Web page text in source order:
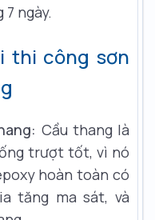
ngày.
thi công sơn
Cầu thang là
trượt tốt, vì nó
hoàn toàn có
tăng ma sát, và